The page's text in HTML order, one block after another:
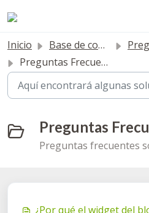
Inicio Base de conocimientos
Preguntas Frecuentes
Preguntas
Preguntas frecuentes
¿Por qué el widget del